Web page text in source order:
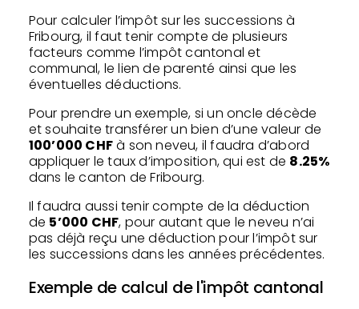
Pour calculer l’impôt sur les successions à
Fribourg, il faut tenir compte de plusieurs
facteurs comme l’impôt cantonal et
communal, le lien de parenté ainsi que les
éventuelles déductions.
Pour prendre un exemple, si un oncle décède
et souhaite transférer un bien d’une valeur de
100’000 CHFà son neveu, il faudra d’abord
appliquer le taux d’imposition, qui est de 8.25%
dans le canton de Fribourg.
Il faudra aussi tenir compte de la déduction
de 5’000 CHF, pour autant que le neveu n’ai
pas déjà reçu une déduction pour l’impôt sur
les successions dans les années précédentes.
Exemple de calcul de l'impôt cantonal